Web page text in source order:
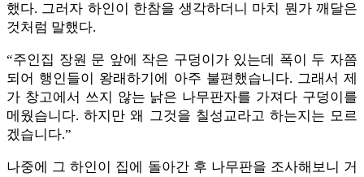
했다. 그러자 하인이 한참을 생각하더니 마치 뭔가 깨달은
것처럼 말했다.
“주인집 장원 문 앞에 작은 구덩이가 있는데 폭이 두 자쯤
되어 행인들이 왕래하기에 아주 불편했습니다. 그래서 제
가 창고에서 쓰지 않는 낡은 나무판자를 가져다 구덩이를
메웠습니다. 하지만 왜 그것을 칠성교라고 하는지는 모르
겠습니다.”
나중에 그 하인이 집에 돌아간 후 나무판을 조사해보니 거